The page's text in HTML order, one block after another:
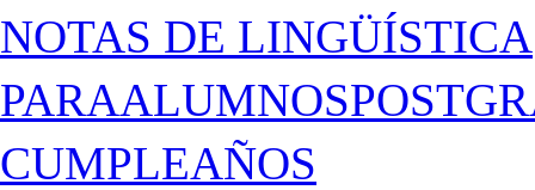
NOTAS DE LINGÜÍSTICA
CUMPLEAÑOS